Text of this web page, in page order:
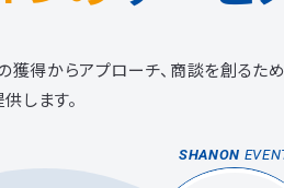
獲得からアプローチ、商談を創るた
します。
SHANON